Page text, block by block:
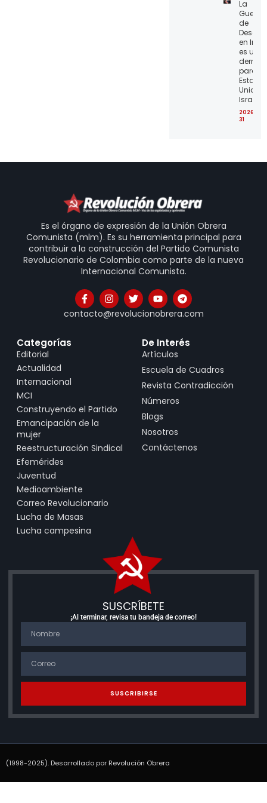
La
Guerra
de
en Irán
es una
derrota
para
Unidos
Israel
2026-
31
Es el órgano de expresión de la Unión Obrera
Comunista (mlm). Es su herramienta principal para
contribuir a la construcción del Partido Comunista
Revolucionario de Colombia como parte de la nueva
Internacional Comunista.
contacto@revolucionobrera.com
Categorías
Editorial
Actualidad
Internacional
MCI
Construyendo el Partido
Emancipación de la
mujer
Reestructuración Sindical
Efemérides
Juventud
Medioambiente
Correo Revolucionario
Lucha de Masas
Lucha campesina
De Interés
Artículos
Escuela de Cuadros
Revista Contradicción
Números
Blogs
Nosotros
Contáctenos
SUSCRÍBETE
¡Al terminar, revisa tu bandeja de correo!
SUSCRIBIRSE
(1998-2025). Desarrollado por Revolución Obrera